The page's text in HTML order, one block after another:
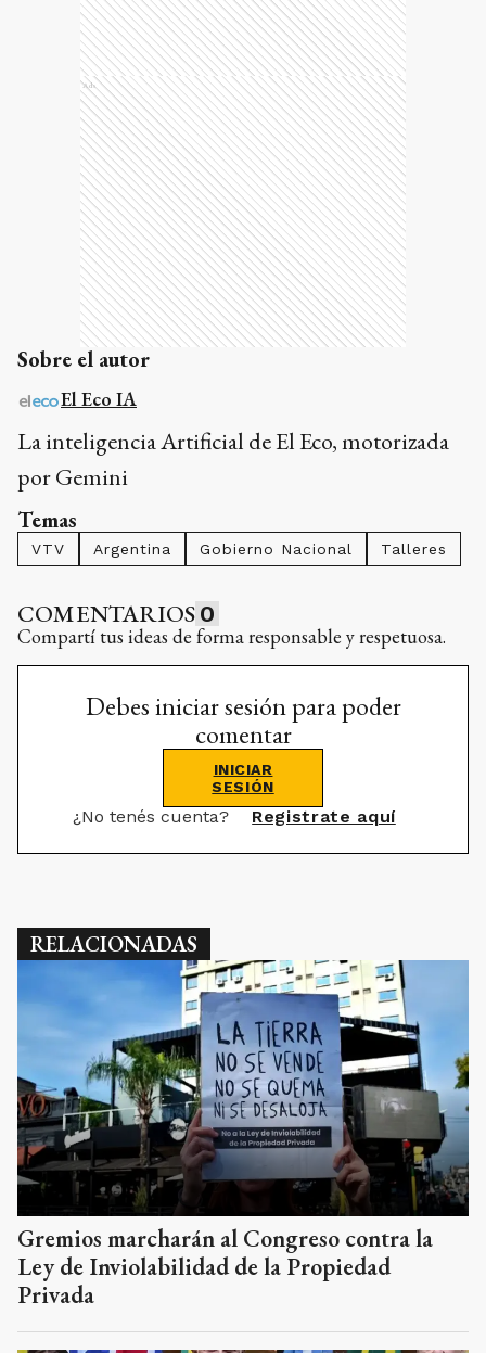
Ads
Sobre el autor
El Eco IA
La inteligencia Artificial de El Eco, motorizada
por Gemini
Temas
VTV Argentina Gobierno Nacional Talleres
COMENTARIOS 0
Compartí tus ideas de forma responsable y respetuosa.
Debes iniciar sesión para poder
comentar
INICIAR
SESIÓN
¿No tenés cuenta? Registrate aquí
RELACIONADAS
Gremios marcharán al Congreso contra la
Ley de Inviolabilidad de la Propiedad
Privada